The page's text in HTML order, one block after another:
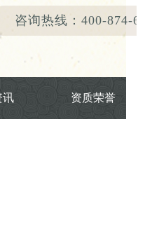
咨询热线：400-874-
讯 资质荣誉